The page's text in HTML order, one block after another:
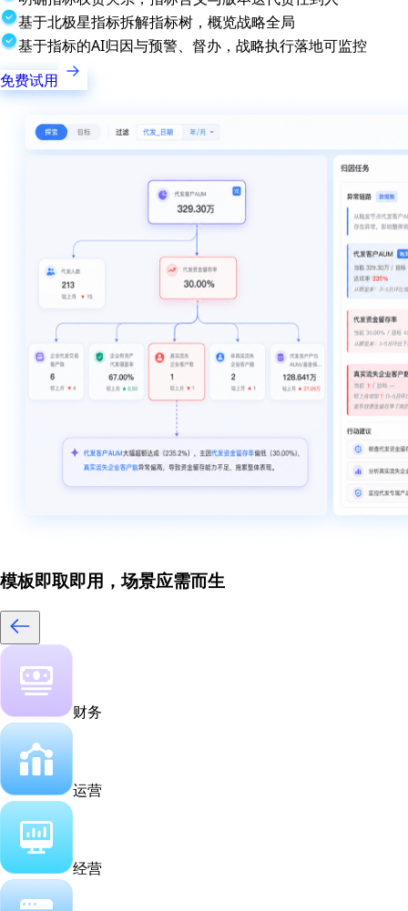
基于北极星指标拆解指标树，概览战略全局
基于指标的AI归因与预警、督办，战略执行落地可监控
免费试用
模板即取即用，场景应需而生
财务
运营
经营